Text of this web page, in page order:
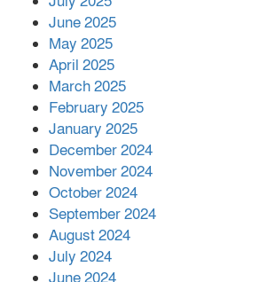
সহায়তা দিলেন
June 2025
May 2025
April 2025
March 2025
February 2025
January 2025
December 2024
November 2024
October 2024
September 2024
August 2024
July 2024
June 2024